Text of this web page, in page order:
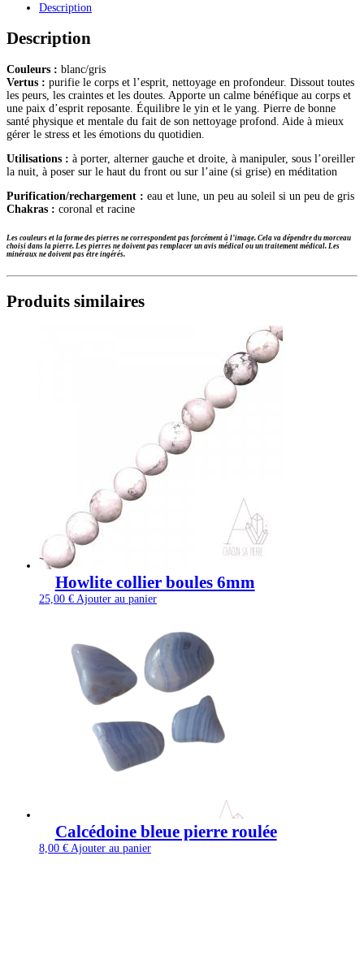
Description
Description
Couleurs : blanc/gris
Vertus : purifie le corps et l’esprit, nettoyage en profondeur. Dissout toutes
les peurs, les craintes et les doutes. Apporte un calme bénéfique au corps et
une paix d’esprit reposante. Équilibre le yin et le yang. Pierre de bonne
santé physique et mentale du fait de son nettoyage profond. Aide à mieux
gérer le stress et les émotions du quotidien.
Utilisations : à porter, alterner gauche et droite, à manipuler, sous l’oreiller
la nuit, à poser sur le haut du front ou sur l’aine (si grise) en méditation
Purification/rechargement : eau et lune, un peu au soleil si un peu de gris
Chakras : coronal et racine
Les couleurs et la forme des pierres ne correspondent pas forcément à l’image. Cela va dépendre du morceau
choisi dans la pierre. Les pierres ne doivent pas remplacer un avis médical ou un traitement médical. Les
minéraux ne doivent pas être ingérés.
Produits similaires
Howlite collier boules 6mm
25,00 € Ajouter au panier
Calcédoine bleue pierre roulée
8,00 € Ajouter au panier